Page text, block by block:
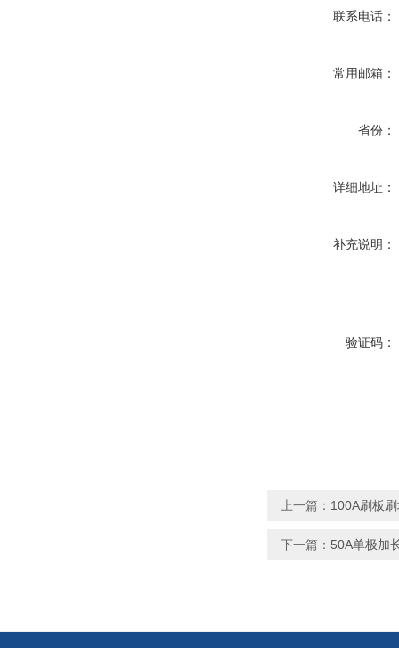
联系电话：
常用邮箱：
省份：
详细地址：
补充说明：
验证码：
上一篇： 100A刷板
下一篇： 50A单极加